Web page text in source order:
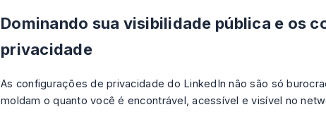
Dominando sua visibilidade pública e os
privacidade
As configurações de privacidade do LinkedIn não são só
moldam o quanto você é encontrável, acessível e visível no